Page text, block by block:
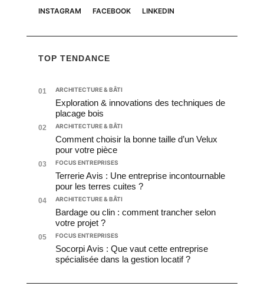
INSTAGRAM FACEBOOK LINKEDIN
TOP TENDANCE
01 ARCHITECTURE & BÂTI
Exploration & innovations des techniques de
placage bois
02 ARCHITECTURE & BÂTI
Comment choisir la bonne taille d’un Velux
pour votre pièce
03 FOCUS ENTREPRISES
Terrerie Avis : Une entreprise incontournable
pour les terres cuites ?
04 ARCHITECTURE & BÂTI
Bardage ou clin : comment trancher selon
votre projet ?
05 FOCUS ENTREPRISES
Socorpi Avis : Que vaut cette entreprise
spécialisée dans la gestion locatif ?